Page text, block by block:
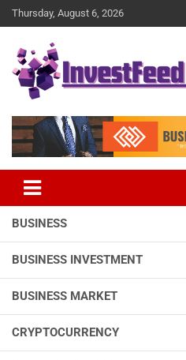
Skip
to
Thursday, August 6, 2026
investFeed Edge
BUSINESS
BUSINESS INVESTMENT
BUSINESS MARKET
CRYPTOCURRENCY